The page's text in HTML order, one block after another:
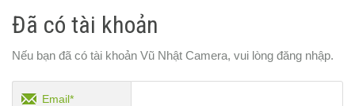
Đã có tài khoản
Nếu bạn đã có tài khoản Vũ Nhật Camera, vui lòng đăng nhập.
Email*